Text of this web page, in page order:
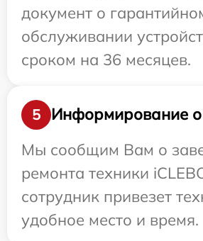
документ о
обслуживании
сроком на 36 месяцев.
5
Информирование о
Мы сообщим Вам о
ремонта техники
сотрудник привезет
удобное место и время.